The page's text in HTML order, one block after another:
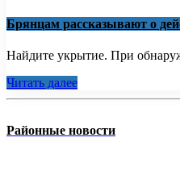
Брянцам рассказывают о
Найдите укрытие. При
Читать далее
Районные новости